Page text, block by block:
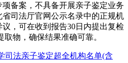
备案，不具备开展亲子鉴定业务
司法厅官网公示名录中的正规机
，可在收到报告30日内提出复检
物，确保结果准确可靠。
司法亲子鉴定超全机构名单(含